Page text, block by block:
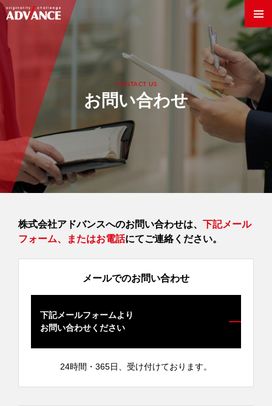
製法・技術
拠点案内
採用情報
CONTACT US
お問い合わせ
株式会社アドバンスへのお問い合わせは、 下記メール
フォーム、またはお電話にてご連絡ください。
メールでのお問い合わせ
下記メールフォームより
お問い合わせください
24時間・365日、受け付けております。